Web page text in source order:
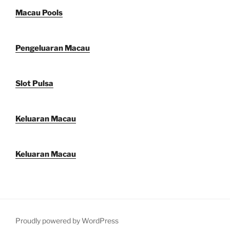
Macau Pools
Pengeluaran Macau
Slot Pulsa
Keluaran Macau
Keluaran Macau
Proudly powered by WordPress